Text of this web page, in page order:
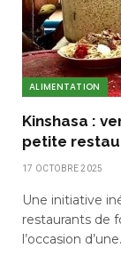
ALIMENTATION
Kinshasa :
petite
17 OCTOBRE 2025
Une initiative
restaurants de
l’occasion